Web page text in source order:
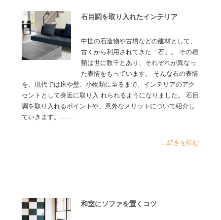
石目調を取り入れたインテリア
中世の石造物や古墳などの建材として、
古くから利用されてきた「石」。 その種
類は世に数千とあり、それぞれが異なっ
た表情をもっています。 そんな石の表情
を、現代では床や壁、小物類に至るまで、インテリアのアク
セントとして身近に取り入 れられるようになりました。 石目
調を取り入れるポイントや、意外なメリットについて紹介し
ていきます。……
...続きを読む
和室にソファを置くコツ